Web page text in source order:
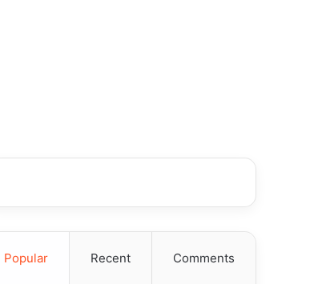
Popular Recent Comments